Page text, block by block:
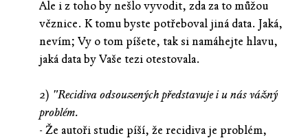
Ale i z toho by nešlo vyvodit, zda za to můžou
věznice. K tomu byste potřeboval jiná data. Jaká,
nevím; Vy o tom píšete, tak si namáhejte hlavu,
jaká data by Vaše tezi otestovala.
2) "Recidiva odsouzených představuje i u nás vážný
problém.
- Že autoři studie píší, že recidiva je problém,